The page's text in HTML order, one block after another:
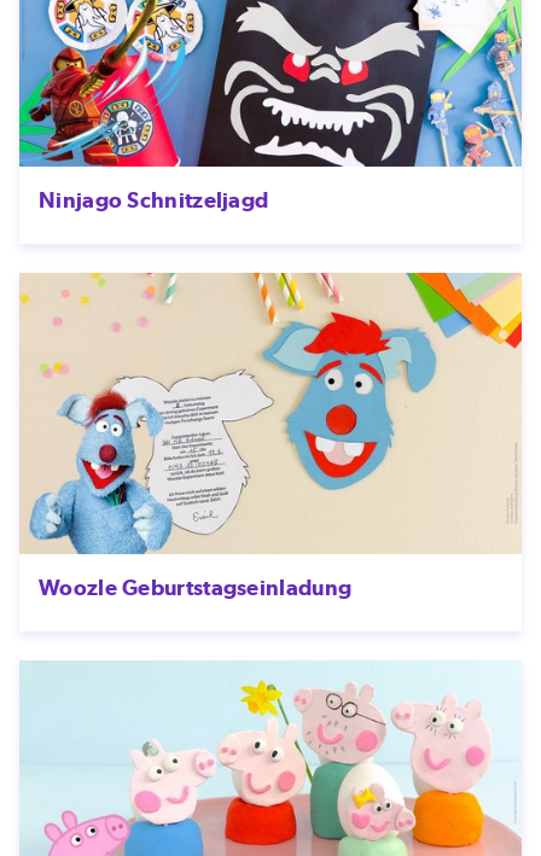
Ninjago Schnitzeljagd
Woozle Geburtstagseinladung